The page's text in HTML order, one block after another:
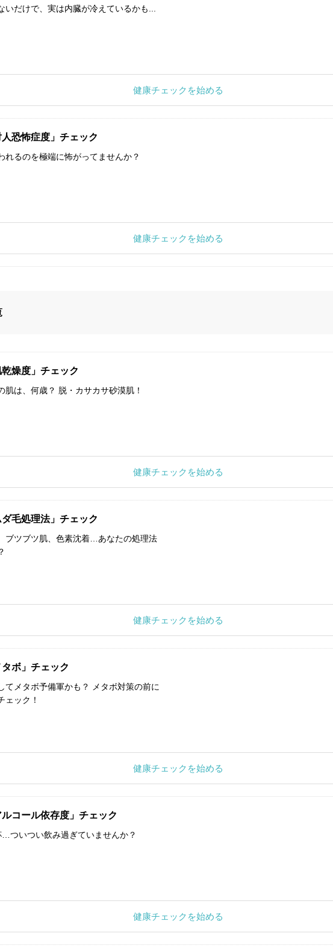
いだけで、実は内臓が冷えているかも...
健康チェックを始める
恐怖症度」チェック
れるのを極端に怖がってませんか？
健康チェックを始める
燥度」チェック
肌は、何歳？ 脱・カサカサ砂漠肌！
健康チェックを始める
毛処理法」チェック
ブツブツ肌、色素沈着…あなたの処理法
健康チェックを始める
ボ」チェック
てメタボ予備軍かも？ メタボ対策の前に
ェック！
健康チェックを始める
コール依存度」チェック
…ついつい飲み過ぎていませんか？
健康チェックを始める